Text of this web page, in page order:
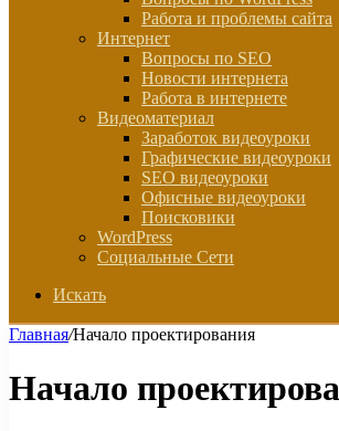
Работа и проблемы сайта
Интернет
Вопросы по SEO
Новости интернета
Работа в интернете
Видеоматериал
Заработок видеоуроки
Графические видеоуроки
SEO видеоуроки
Офисные видеоуроки
Поисковики
WordPress
Социальные Сети
Искать
Главная/Начало проектирования
Начало